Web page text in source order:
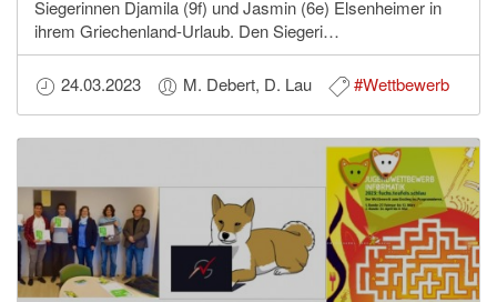
Siegerinnen Djamila (9f) und Jasmin (6e) Elsenheimer in
ihrem Griechenland-Urlaub. Den Siegeri…
24.03.2023 M. Debert, D. Lau #Wettbewerb